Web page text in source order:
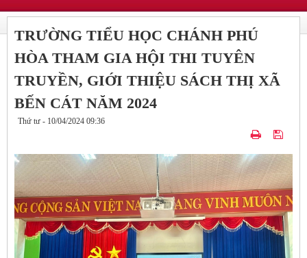
TRƯỜNG TIỂU HỌC CHÁNH PHÚ
HÒA THAM GIA HỘI THI TUYÊN
TRUYỀN, GIỚI THIỆU SÁCH THỊ XÃ
BẾN CÁT NĂM 2024
Thứ tư - 10/04/2024 09:36